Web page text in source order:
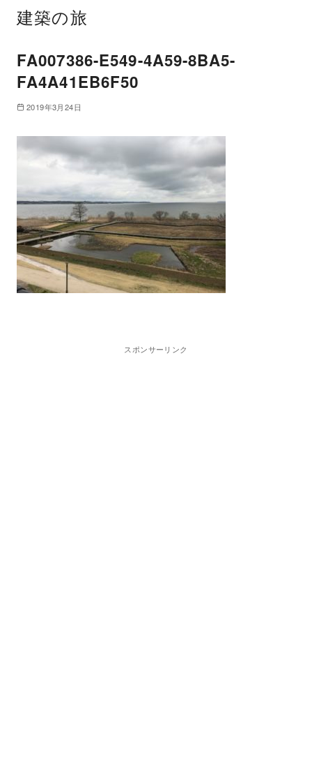
建築の旅
FA007386-E549-4A59-8BA5-
FA4A41EB6F50
2019年3月24日
スポンサーリンク